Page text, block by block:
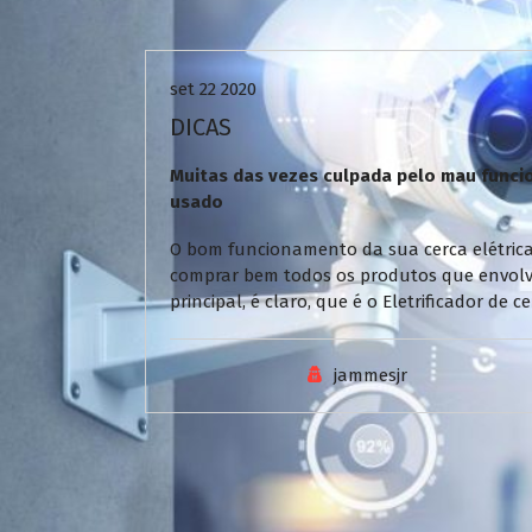
Uncategorized
set 22 2020
DICAS
Muitas das vezes culpada pelo mau
usado
O bom funcionamento da sua cerca
comprar bem todos os produtos que
principal, é claro, que é o Eletrificador de
jammesjr